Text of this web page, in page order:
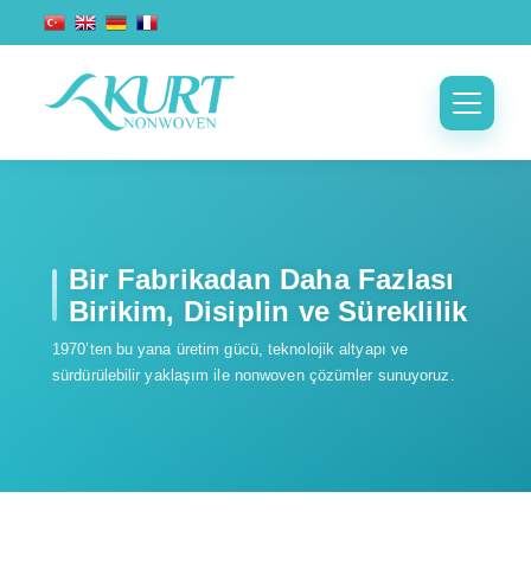
Bir Fabrikadan Daha Fazlası
Birikim, Disiplin ve Süreklilik
1970’ten bu yana üretim gücü, teknolojik altyapı ve
sürdürülebilir yaklaşım ile nonwoven çözümler sunuyoruz.